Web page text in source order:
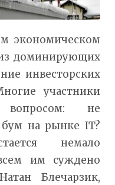
экономическом
доминирующих
инвесторских
участники
вопросом: не
бум на рынке IT?
немало
им суждено
Блечарзик,